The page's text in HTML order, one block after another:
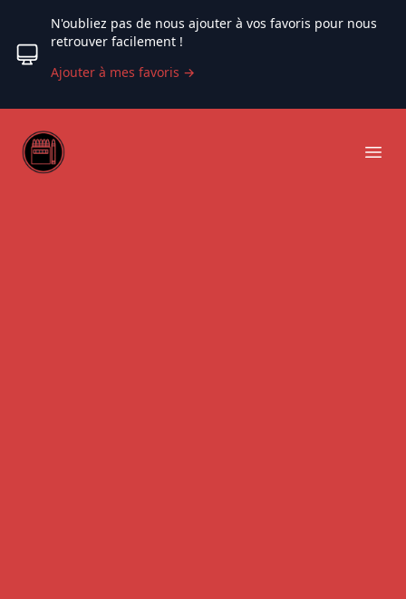
N'oubliez pas de nous ajouter à vos favoris pour nous
retrouver facilement !
Ajouter à mes favoris →
Web coloriage